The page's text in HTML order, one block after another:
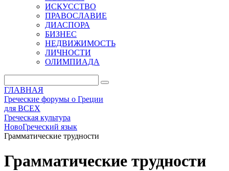
ИСКУССТВО
ПРАВОСЛАВИЕ
ДИАСПОРА
БИЗНЕС
НЕДВИЖИМОСТЬ
ЛИЧНОСТИ
ОЛИМПИАДА
ГЛАВНАЯ
Греческие форумы о Греции
для ВСЕХ
Греческая культура
НовоГреческий язык
Грамматические трудности
Грамматические трудности